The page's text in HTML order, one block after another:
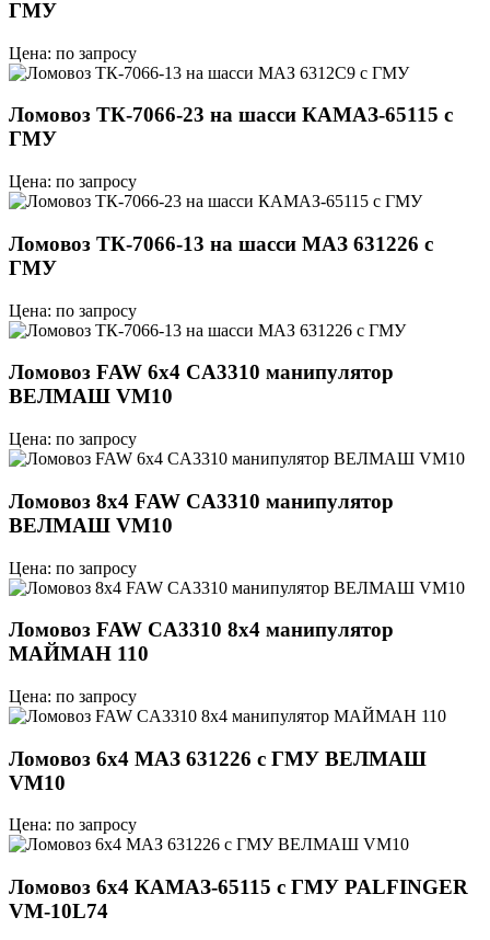
ГМУ
Цена: по запросу
Ломовоз ТК-7066-23 на шасси КАМАЗ-65115 с
ГМУ
Цена: по запросу
Ломовоз ТК-7066-13 на шасси МАЗ 631226 с
ГМУ
Цена: по запросу
Ломовоз FAW 6х4 CA3310 манипулятор
ВЕЛМАШ VM10
Цена: по запросу
Ломовоз 8х4 FAW CA3310 манипулятор
ВЕЛМАШ VM10
Цена: по запросу
Ломовоз FAW CA3310 8x4 манипулятор
МАЙМАН 110
Цена: по запросу
Ломовоз 6x4 МАЗ 631226 с ГМУ ВЕЛМАШ
VM10
Цена: по запросу
Ломовоз 6х4 КАМАЗ-65115 с ГМУ PALFINGER
VM-10L74